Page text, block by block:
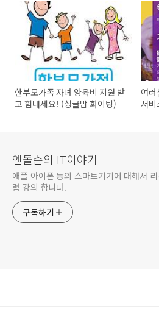
한부모가족 자녀 양육비 지원 받
고 힘내세요! (싱글맘 화이팅)
여
서
엔돌슨의 IT이야기
애플 아이폰 등의 스마트기기에 대해서
럼 강의 합니다.
구독하기